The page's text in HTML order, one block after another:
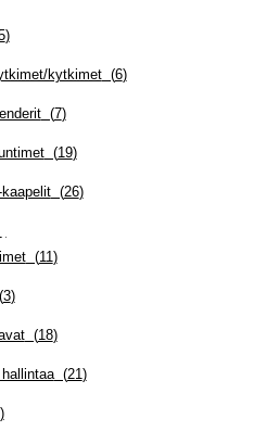
)
kytkimet(6)
(7)
(19)
(26)
(11)
3)
(18)
(21)
)